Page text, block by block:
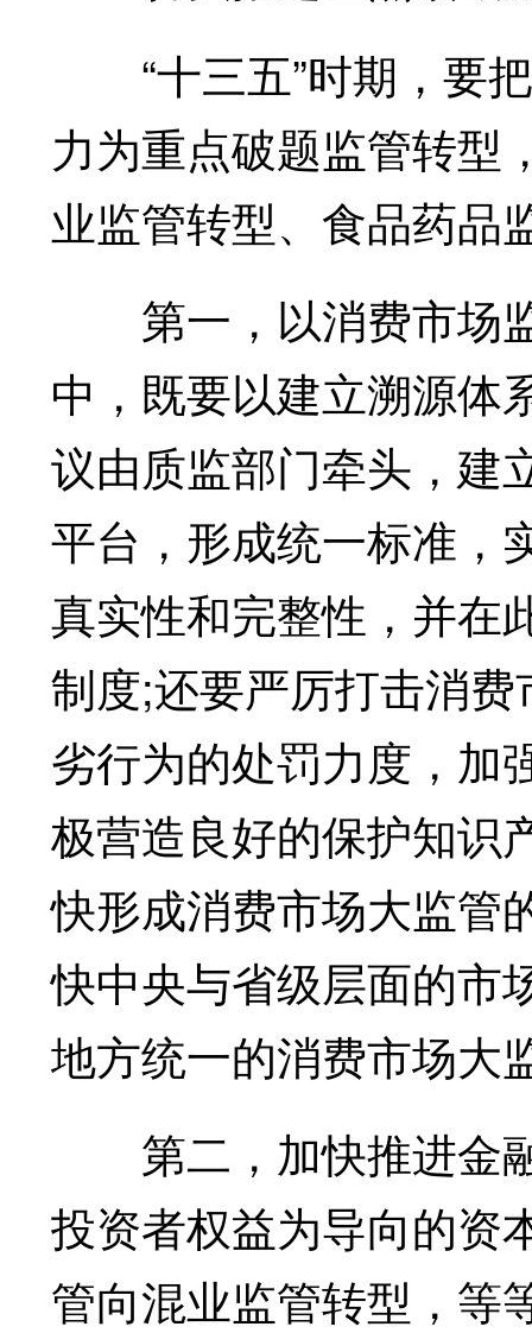
“十三五”时期，要把
力为重点破题监管转型
业监管转型、食品药品
第一，以消费市场
中，既要以建立溯源体
议由质监部门牵头，建
平台，形成统一标准，
真实性和完整性，并在
制度;还要严厉打击消
劣行为的处罚力度，加
极营造良好的保护知识
快形成消费市场大监管
快中央与省级层面的市
地方统一的消费市场大
第二，加快推进金
投资者权益为导向的资
管向混业监管转型，等